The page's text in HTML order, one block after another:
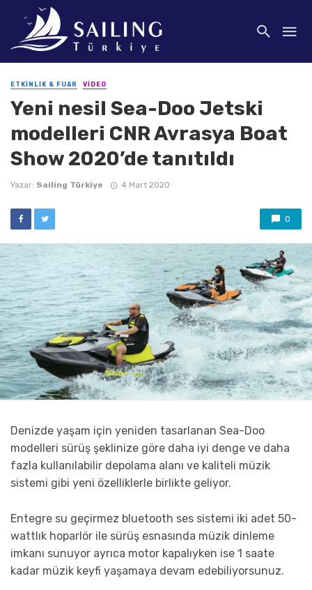
ETKINLIK & FUAR VIDEO
Yeni nesil Sea-Doo Jetski
modelleri CNR Avrasya Boat
Show 2020’de tanıtıldı
Yazar: Sailing Türkiye 4 Mart 2020
0
Denizde yaşam için yeniden tasarlanan Sea-Doo
modelleri sürüş şeklinize göre daha iyi denge ve daha
fazla kullanılabilir depolama alanı ve kaliteli müzik
sistemi gibi yeni özelliklerle birlikte geliyor.
Entegre su geçirmez bluetooth ses sistemi iki adet 50-
wattlık hoparlör ile sürüş esnasında müzik dinleme
imkanı sunuyor ayrıca motor kapalıyken ise 1 saate
kadar müzik keyfi yaşamaya devam edebiliyorsunuz.